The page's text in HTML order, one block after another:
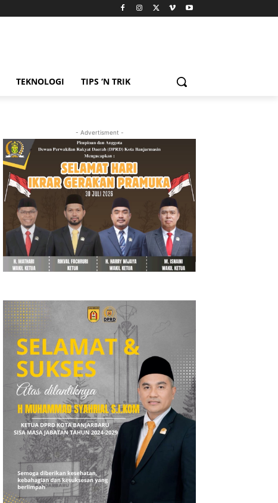
TEKNOLOGI TIPS ‘N TRIK
- Advertisment -